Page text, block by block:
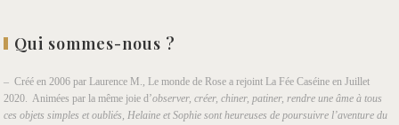
Qui sommes-nous ?
– Créé en 2006 par Laurence M., Le monde de Rose a rejoint La Fée Caséine en Juillet
2020. Animées par la même joie d’observer, créer, chiner, patiner, rendre une âme à tous
ces objets simples et oubliés, Helaine et Sophie sont heureuses de poursuivre l’aventure du